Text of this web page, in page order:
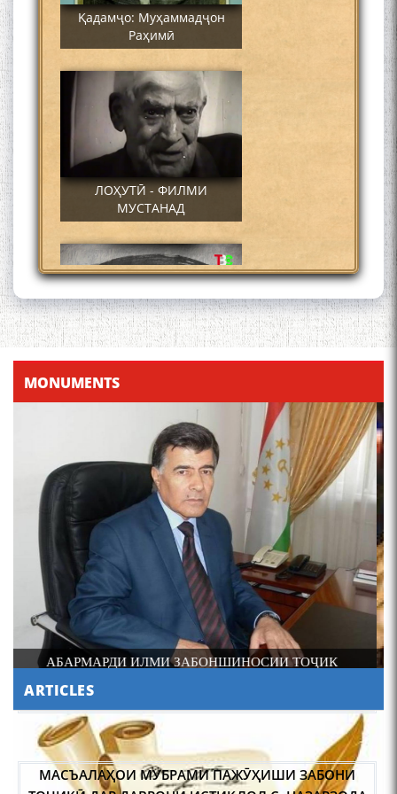
Қадамҷо: Муҳаммадҷон
Раҳимӣ
ЛОҲУТӢ - ФИЛМИ
МУСТАНАД
Қадамҷо - Лоҳутӣ
4-уми декабр- зодрӯзи
шоири абадзинда Абулқосим
Лоҳутӣ
АБУЛҚОСИМ ЛОҲУТӢ /
ABULQOSIM LOHUTY/
MONUMENTS
ДОНИШМАНДИ ҲУНАРМАНД ВА ҲУНАРМАНДИ
ARTICLES
МАСЪАЛАҲОИ МУБРАМИ ПАЖӮҲИШИ ЗАБОНИ
ТОҶИКӢ ДАР ДАВРОНИ ИСТИҚЛОЛ С. НАЗАРЗОДА